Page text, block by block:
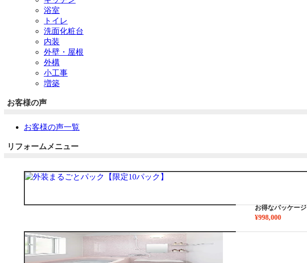
浴室
トイレ
洗面化粧台
内装
外壁・屋根
外構
小工事
増築
お客様の声
お客様の声一覧
リフォームメニュー
お得なパッケージ
¥998,000